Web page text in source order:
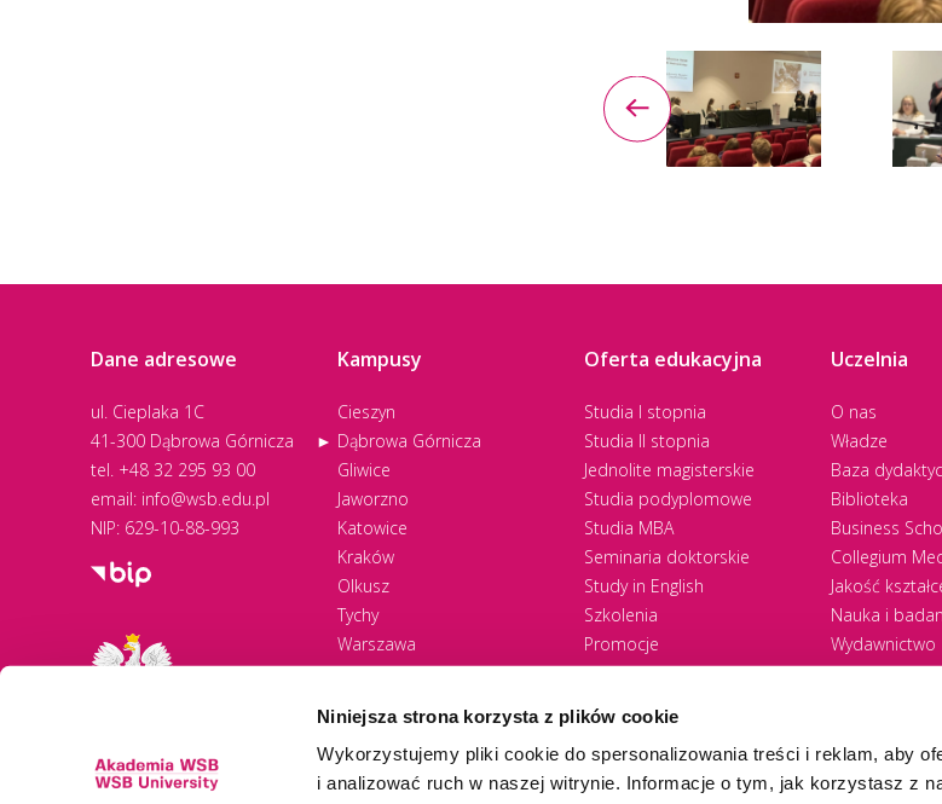
Niniejsza strona korzysta z plików cookie
Wykorzystujemy pliki cookie do spersonalizowania treści i reklam, aby
i analizować ruch w naszej witrynie. Informacje o tym, jak korzystasz z
Dane adresowe
ul. Cieplaka 1C
41-300 Dąbrowa Górnicza
tel. +48 32 295 93 00
email: info@wsb.edu.pl
NIP: 629-10-88-993
Kampusy
Cieszyn
Dąbrowa Górnicza
Gliwice
Jaworzno
Katowice
Kraków
Olkusz
Tychy
Warszawa
Zawiercie
Oferta edukacyjna
Studia I stopnia
Studia II stopnia
Jednolite magisterskie
Studia podyplomowe
Studia MBA
Seminaria doktorskie
Study in English
Szkolenia
Promocje
Zasady rekrutacji
Uczelnia
O nas
Władze
Baza
Biblioteka
Business
Collegium
Jakość
Nauka i
Wydawnictwo